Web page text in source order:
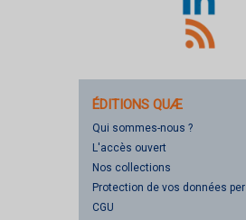
ÉDITIONS QUÆ
Qui sommes-nous ?
L'accès ouvert
Nos collections
Protection de vos données
CGU